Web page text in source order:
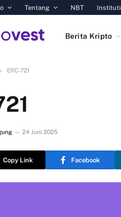
Tentang NBT
Berita Kripto
ERC-721
24 Juni 2025
Copy Link Facebook